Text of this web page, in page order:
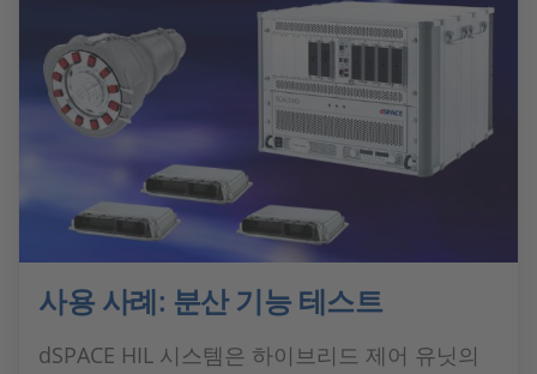
사용 사례: 분산 기능 테스트
dSPACE HIL 시스템은 하이브리드 제어 유닛의